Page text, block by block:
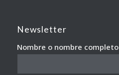
Newsletter
Nombre o nombre completo